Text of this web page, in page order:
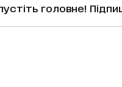
головне!